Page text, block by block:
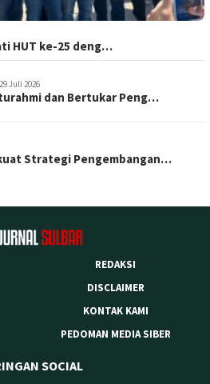
HUT ke-25 deng…
29 Juli 2026
dan Bertukar Peng…
Strategi Pengembangan…
REDAKSI
DISCLAIMER
KONTAK KAMI
PEDOMAN MEDIA SIBER
SOCIAL